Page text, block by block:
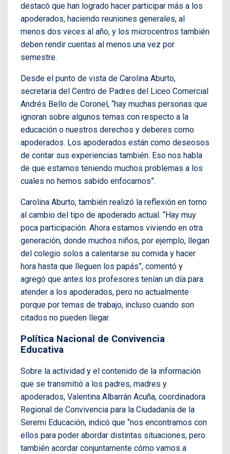
destacó que han logrado hacer participar más a los
apoderados, haciendo reuniones generales, al
menos dos veces al año, y los microcentros también
deben rendir cuentas al menos una vez por
semestre.
Desde el punto de vista de Carolina Aburto,
secretaria del Centro de Padres del Liceo Comercial
Andrés Bello de Coronel, “hay muchas personas que
ignoran sobre algunos temas con respecto a la
educación o nuestros derechos y deberes como
apoderados. Los apoderados están como deseosos
de contar sus experiencias también. Eso nos habla
de que estamos teniendo muchos problemas a los
cuales no hemos sabido enfocarnos”.
Carolina Aburto, también realizó la reflexión en torno
al cambio del tipo de apoderado actual. “Hay muy
poca participación. Ahora estamos viviendo en otra
generación, donde muchos niños, por ejemplo, llegan
del colegio solos a calentarse su comida y hacer
hora hasta que lleguen los papás”, comentó y
agregó que antes los profesores tenían un día para
atender a los apoderados, pero no actualmente
porque por temas de trabajo, incluso cuando son
citados no pueden llegar.
Política Nacional de Convivencia
Educativa
Sobre la actividad y el contenido de la información
que se transmitió a los padres, madres y
apoderados, Valentina Albarrán Acuña, coordinadora
Regional de Convivencia para la Ciudadanía de la
Seremi Educación, indicó que “nos encontramos con
ellos para poder abordar distintas situaciones, pero
también acordar conjuntamente cómo vamos a